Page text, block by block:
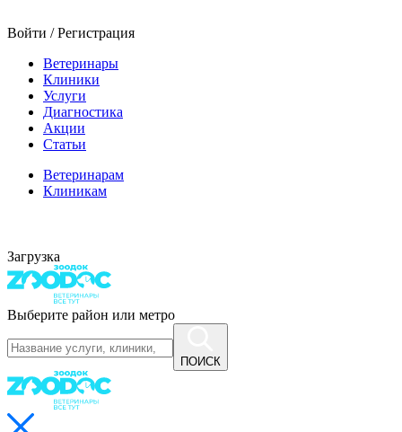
Войти / Регистрация
Ветеринары
Клиники
Услуги
Диагностика
Акции
Статьи
Ветеринарам
Клиникам
Загрузка
Выберите район или метро
ПОИСК